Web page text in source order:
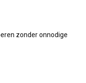
zonder onnodige